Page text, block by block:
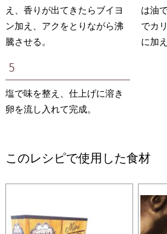
え、香りが出てきたらブイヨ
ン加え、アクをとりながら沸
騰させる。
は油
でカ
に加
塩で味を整え、仕上げに溶き
卵を流し入れて完成。
このレシピで使用した食材